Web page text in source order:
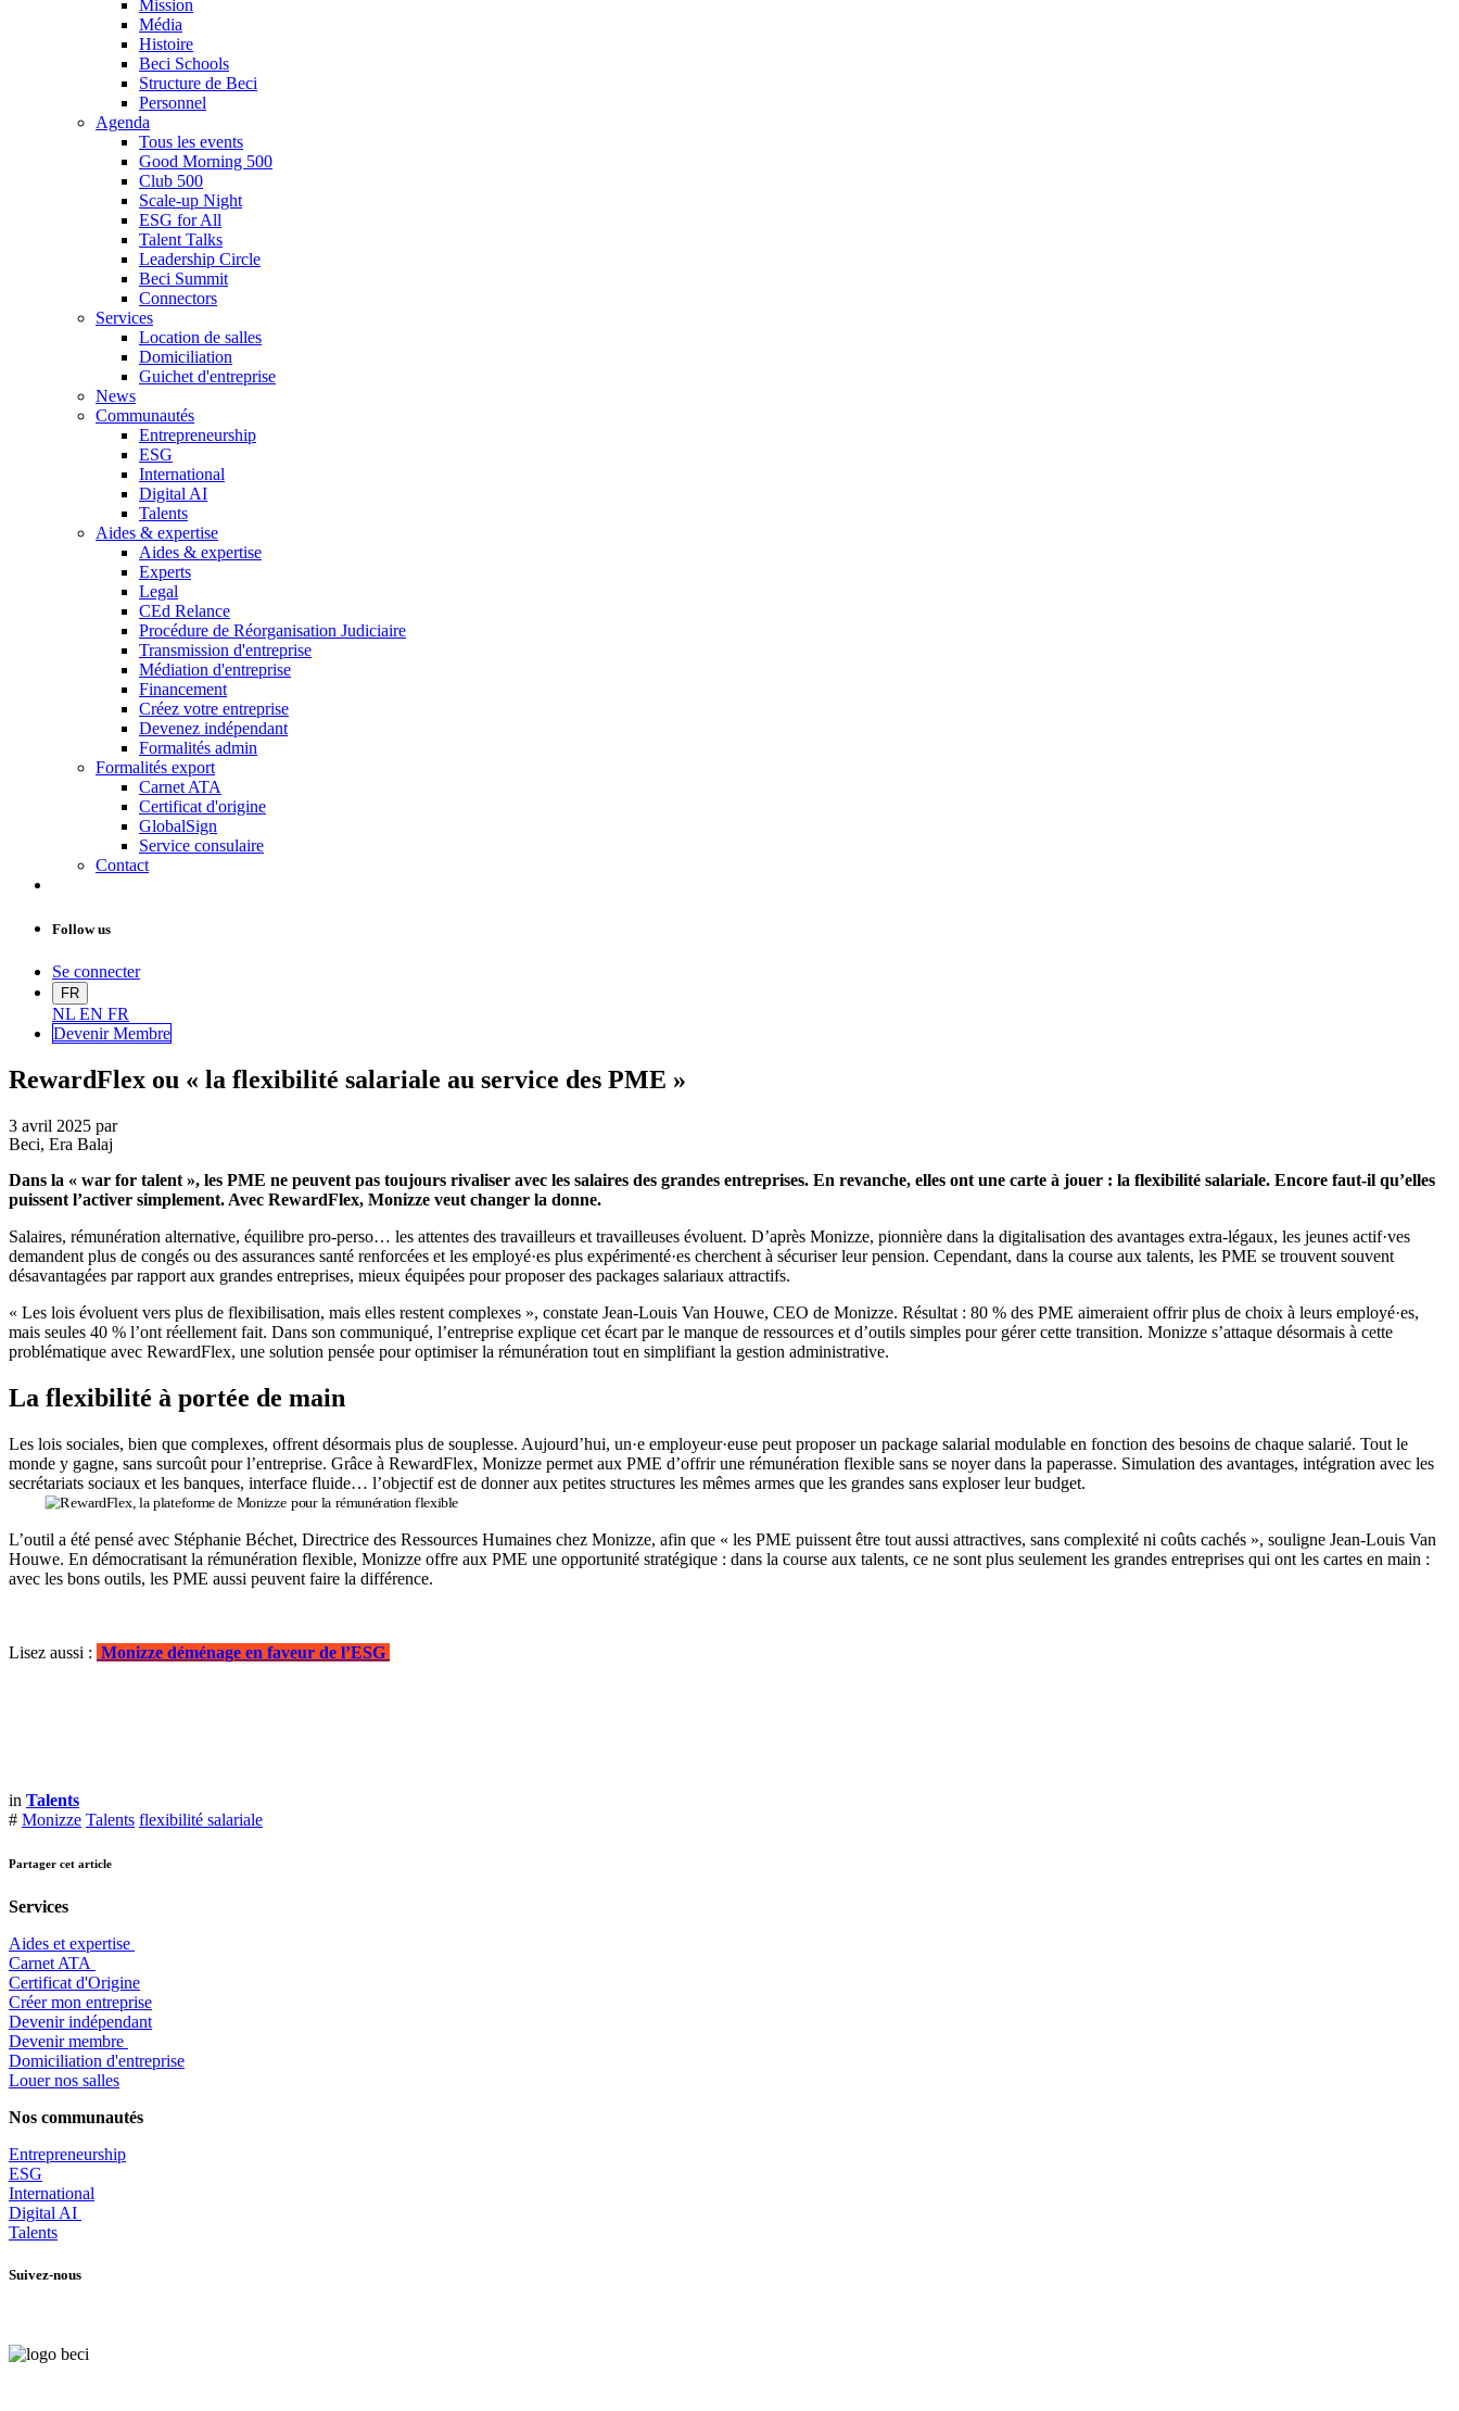
Mission
Média
Histoire
Beci Schools
Structure de Beci
Personnel
Agenda
Tous les events
Good Morning 500
Club 500
Scale-up Night
ESG for All
Talent Talks
Leadership Circle
Beci Summit
Connectors
Services
Location de salles
Domiciliation
Guichet d'entreprise
News
Communautés
Entrepreneurship
ESG
International
Digital AI
Talents
Aides & expertise
Aides & expertise
Experts
Legal
CEd Relance
Procédure de Réorganisation Judiciaire
Transmission d'entreprise
Médiation d'entreprise
Financement
Créez votre entreprise
Devenez indépendant
Formalités admin
Formalités export
Carnet ATA
Certificat d'origine
GlobalSign
Service consulaire
Contact
Follow us
Se connecter
FR
NL EN FR
Devenir Membre
RewardFlex ou « la flexibilité salariale au service des PME »
3 avril 2025 par
Beci, Era Balaj
Dans la « war for talent », les PME ne peuvent pas toujours rivaliser avec les salaires des grandes entreprises. En revanche, elles ont une carte à jouer : la flexibilité salariale. Encore faut-il qu’elles
puissent l’activer simplement. Avec RewardFlex, Monizze veut changer la donne.
Salaires, rémunération alternative, équilibre pro-perso… les attentes des travailleurs et travailleuses évoluent. D’après Monizze, pionnière dans la digitalisation des avantages extra-légaux, les jeunes actif·ves
demandent plus de congés ou des assurances santé renforcées et les employé·es plus expérimenté·es cherchent à sécuriser leur pension. Cependant, dans la course aux talents, les PME se trouvent souvent
désavantagées par rapport aux grandes entreprises, mieux équipées pour proposer des packages salariaux attractifs.
« Les lois évoluent vers plus de flexibilisation, mais elles restent complexes », constate Jean-Louis Van Houwe, CEO de Monizze. Résultat : 80 % des PME aimeraient offrir plus de choix à leurs employé·es,
mais seules 40 % l’ont réellement fait. Dans son communiqué, l’entreprise explique cet écart par le manque de ressources et d’outils simples pour gérer cette transition. Monizze s’attaque désormais à cette
problématique avec RewardFlex, une solution pensée pour optimiser la rémunération tout en simplifiant la gestion administrative.
La flexibilité à portée de main
Les lois sociales, bien que complexes, offrent désormais plus de souplesse. Aujourd’hui, un·e employeur·euse peut proposer un package salarial modulable en fonction des besoins de chaque salarié. Tout le
monde y gagne, sans surcoût pour l’entreprise. Grâce à RewardFlex, Monizze permet aux PME d’offrir une rémunération flexible sans se noyer dans la paperasse. Simulation des avantages, intégration avec les
secrétariats sociaux et les banques, interface fluide… l’objectif est de donner aux petites structures les mêmes armes que les grandes sans exploser leur budget.
L’outil a été pensé avec Stéphanie Béchet, Directrice des Ressources Humaines chez Monizze, afin que « les PME puissent être tout aussi attractives, sans complexité ni coûts cachés », souligne Jean-Louis Van
Houwe. En démocratisant la rémunération flexible, Monizze offre aux PME une opportunité stratégique : dans la course aux talents, ce ne sont plus seulement les grandes entreprises qui ont les cartes en main :
avec les bons outils, les PME aussi peuvent faire la différence.
Lisez aussi : Monizze dé​ménage en faveur de l’ESG
in Talents
# Monizze Talents flexibilité salariale
Partager cet article
Services
Aides et expertise
​Carnet ATA
Certificat d'Origine
Créer mon entreprise
Devenir indépendant
Devenir membre
​Domiciliation d'entreprise
Louer nos salles
Nos communautés
Entrepreneurship
ESG
International
Digital AI
Talents
Suivez-nous